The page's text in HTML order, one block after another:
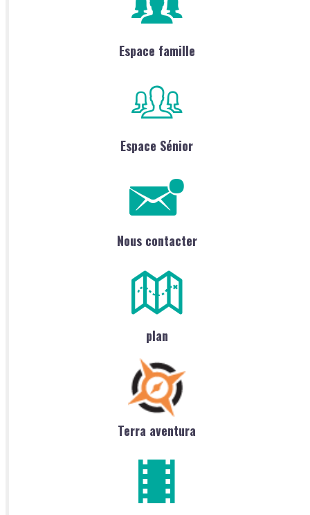
Espace famille
Espace Sénior
Nous contacter
plan
Terra aventura